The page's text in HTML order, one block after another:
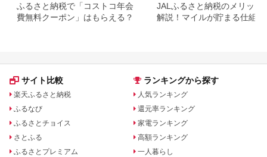
ふるさと納税で「コストコ年会
費無料クーポン」はもらえる？
JALふるさと納税のメリット
解説！マイルが貯まる仕組み
サイト比較
楽天ふるさと納税
ふるなび
ふるさとチョイス
さとふる
ふるさとプレミアム
ランキングから探す
人気ランキング
還元率ランキング
家電ランキング
高額ランキング
一人暮らし